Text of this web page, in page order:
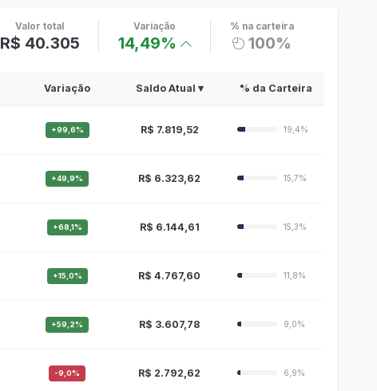
Valor total
R$ 40.305
Variação
14,49%
% na carteira
100%
Variação Saldo Atual ▾ % da Carteira
+99,6% R$ 7.819,52 19,4%
+49,9% R$ 6.323,62 15,7%
+68,1% R$ 6.144,61 15,3%
+15,0% R$ 4.767,60 11,8%
+59,2% R$ 3.607,78 9,0%
-9,0% R$ 2.792,62 6,9%